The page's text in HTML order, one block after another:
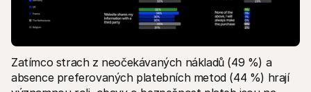
Zatímco strach z neočekávaných nákladů (49 %) a
absence preferovaných platebních metod (44 %) hrají